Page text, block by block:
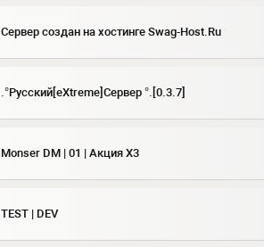
Сервер создан на хостинге Swag-Host.Ru
.°Русский[eXtreme]Сервер °.[0.3.7]
Monser DM | 01 | Акция X3
TEST | DEV